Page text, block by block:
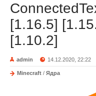
[1.16.5]
[1.10.2]
admin 14.12.2020, 22:22
Minecraft / Ядра